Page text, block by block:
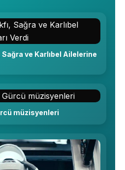
Sağra ve Karlıbel Ailelerine
müzisyenleri